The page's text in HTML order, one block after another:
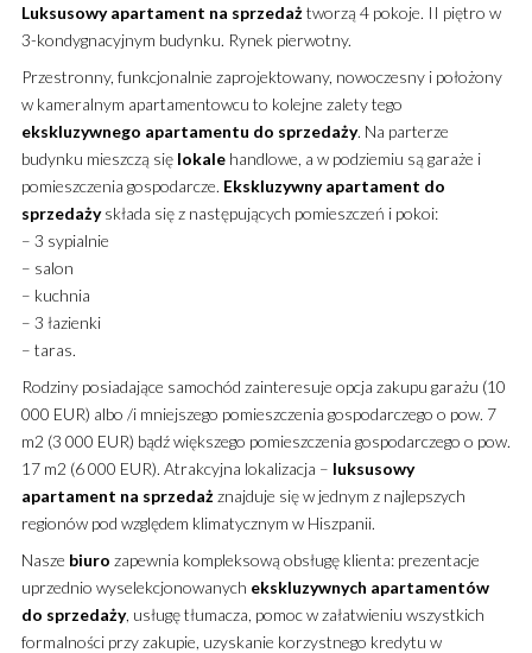
Luksusowy apartament na sprzedażtworzą 4 pokoje. II piętro w
3-kondygnacyjnym budynku. Rynek pierwotny.
Przestronny, funkcjonalnie zaprojektowany, nowoczesny i położony
w kameralnym apartamentowcu to kolejne zalety tego
ekskluzywnego apartamentu do sprzedaży. Na parterze
budynku mieszczą się lokalehandlowe, a w podziemiu są garaże i
pomieszczenia gospodarcze. Ekskluzywny apartament do
sprzedażyskłada się z następujących pomieszczeń i pokoi:
– 3 sypialnie
– salon
– kuchnia
– 3 łazienki
– taras.
Rodziny posiadające samochód zainteresuje opcja zakupu garażu (10
000 EUR) albo /i mniejszego pomieszczenia gospodarczego o pow. 7
m2 (3 000 EUR) bądź większego pomieszczenia gospodarczego o pow.
17 m2 (6 000 EUR). Atrakcyjna lokalizacja – luksusowy
apartament na sprzedażznajduje się w jednym z najlepszych
regionów pod względem klimatycznym w Hiszpanii.
Nasze biuro zapewnia kompleksową obsługę klienta: prezentacje
uprzednio wyselekcjonowanych ekskluzywnych apartamentów
do sprzedaży, usługę tłumacza, pomoc w załatwieniu wszystkich
formalności przy zakupie, uzyskanie korzystnego kredytu w